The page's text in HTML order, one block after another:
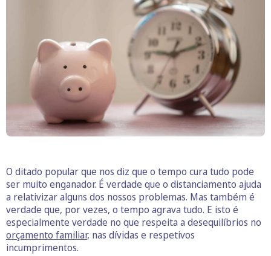
O ditado popular que nos diz que o tempo cura tudo pode
ser muito enganador. É verdade que o distanciamento ajuda
a relativizar alguns dos nossos problemas. Mas também é
verdade que, por vezes, o tempo agrava tudo. E isto é
especialmente verdade no que respeita a desequilíbrios no
orçamento familiar, nas dívidas e respetivos
incumprimentos.